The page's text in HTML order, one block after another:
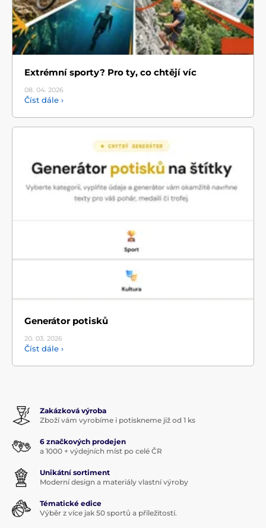
Extrémní sporty? Pro ty, co chtějí víc
08. 04. 2026
Číst dále ›
Generátor potisků
20. 03. 2026
Číst dále ›
Zakázková výroba
Zboží vám vyrobíme i potiskneme již od 1 ks
6 značkových prodejen
a 1000 + výdejních míst po celé ČR
Unikátní sortiment
Moderní design a materiály vlastní výroby
Tématické edice
Výběr z více jak 50 sportů a příležitostí.